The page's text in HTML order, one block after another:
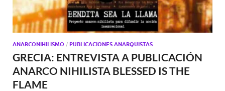
ANARCONIHILISMO / PUBLICACIONES ANARQUISTAS
GRECIA: ENTREVISTA A PUBLICACIÓN
ANARCO NIHILISTA BLESSED IS THE
FLAME